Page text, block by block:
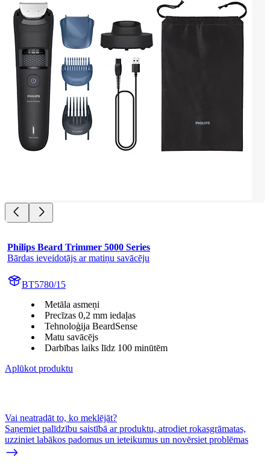
Philips Beard Trimmer 5000 Series
Bārdas ieveidotājs ar matiņu savācēju
BT5780/15
Metāla asmeņi
Precīzas 0,2 mm iedaļas
Tehnoloģija BeardSense
Matu savācējs
Darbības laiks līdz 100 minūtēm
Aplūkot produktu
Vai neatradāt to, ko meklējāt?
Saņemiet palīdzību saistībā ar produktu, atrodiet rokasgrāmatas,
uzziniet labākos padomus un ieteikumus un novērsiet problēmas